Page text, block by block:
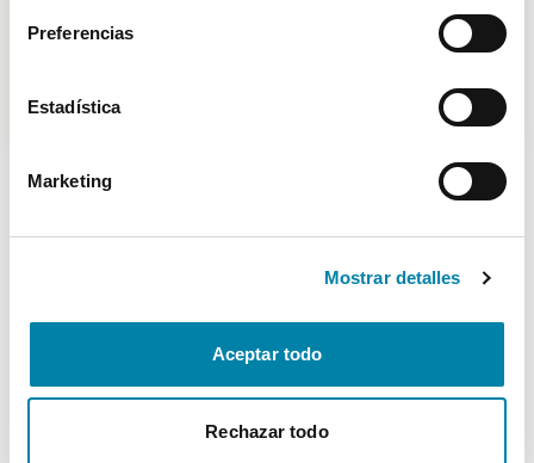
Preferencias
Estadística
Marketing
Mostrar detalles
Aceptar todo
Rechazar todo
Automático
Madrid
20.900€ /mes